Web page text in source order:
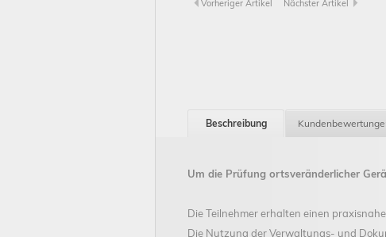
Vorheriger Artikel Nächster Artikel
Beschreibung
Um die Prüfung ortsveränderlicher
Die Teilnehmer erhalten einen
Die Nutzung der Verwaltungs- und